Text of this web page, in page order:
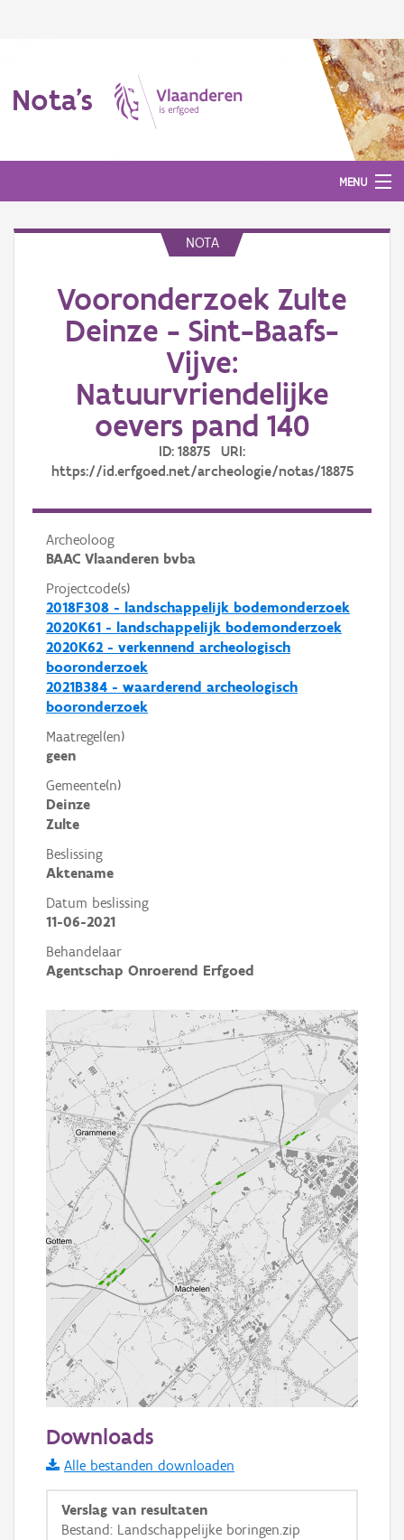
Nota's
MENU
Aanmelden
NOTA
Vooronderzoek Zulte
Deinze - Sint-Baafs-
Vijve:
Natuurvriendelijke
oevers pand 140
ID: 18875 URI:
https://id.erfgoed.net/archeologie/notas/18875
Archeoloog
BAAC Vlaanderen bvba
Projectcode(s)
2018F308 - landschappelijk bodemonderzoek
2020K61 - landschappelijk bodemonderzoek
2020K62 - verkennend archeologisch
booronderzoek
2021B384 - waarderend archeologisch
booronderzoek
Maatregel(en)
geen
Gemeente(n)
Deinze
Zulte
Beslissing
Aktename
Datum beslissing
11-06-2021
Behandelaar
Agentschap Onroerend Erfgoed
Informatie Vlaanderen
i
Downloads
Alle bestanden downloaden
Verslag van resultaten
Bestand: Landschappelijke boringen.zip